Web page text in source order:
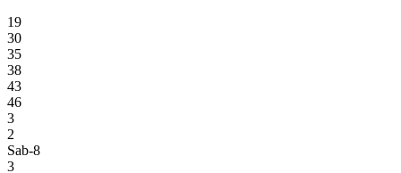
19
30
35
38
43
46
3
2
Sab-8
3